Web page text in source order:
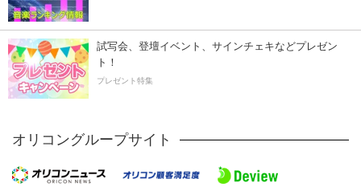
試写会、登壇イベント、サインチェキなどプレゼン
ト！
プレゼント特集
オリコングループサイト